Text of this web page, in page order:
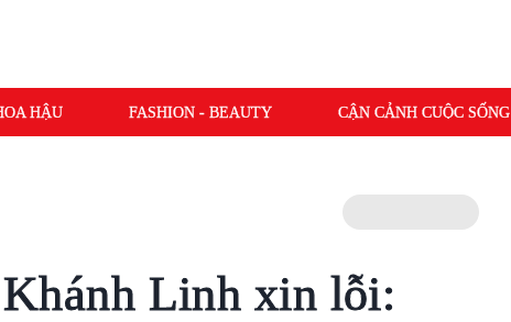
HẬU FASHION - BEAUTY CẬN CẢNH CUỘC SỐNG
Linh xin lỗi: